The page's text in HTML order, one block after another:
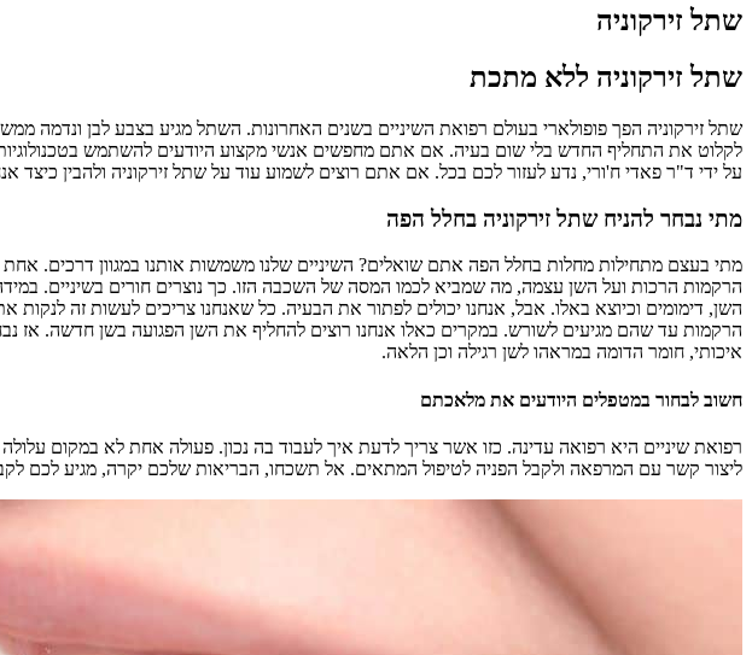
שתל זירקוניה
שתל זירקוניה ללא מתכת
שתל זירקוניה הפך פופולארי בעולם רפואת השיניים בשנים האחרונות. השתל מגיע בצבע לבן ונדמה
לקלוט את התחליף החדש בלי שום בעיה. אם אתם מחפשים אנשי מקצוע היודעים להשתמש
על ידי ד"ר פאדי ח'ורי, נדע לעזור לכם בכל. אם אתם רוצים לשמוע עוד על שתל זירקוניה ולהבין כיצד
מתי נבחר להניח שתל זירקוניה בחלל הפה
מתי בעצם מתחילות מחלות בחלל הפה אתם שואלים? השיניים שלנו משמשות אותנו במגוון דרכים.
הרקמות הרכות ועל השן עצמה, מה שמביא לכמו המסה של השכבה הזו. כך נוצרים חורים בשיניים.
השן, דימומים וכיוצא באלו. אבל, אנחנו יכולים לפתור את הבעיה. כל שאנחנו צריכים לעשות זה
הרקמות עד שהם מגיעים לשורש. במקרים כאלו אנחנו רוצים להחליף את השן הפגועה בשן חדשה. אז
איכותי, חומר הדומה במראהו לשן רגילה וכן הלאה.
חשוב לבחור במטפלים היודעים את מלאכתם
רפואת שיניים היא רפואה עדינה. כזו אשר צריך לדעת איך לעבוד בה נכון. פעולה אחת לא במקום
ליצור קשר עם המרפאה ולקבל הפניה לטיפול המתאים. אל תשכחו, הבריאות שלכם יקרה, מגיע לכם